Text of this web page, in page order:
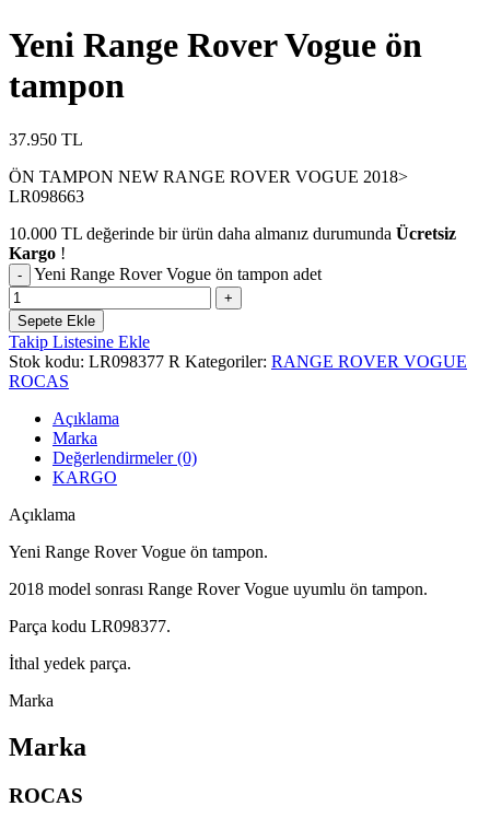
Yeni Range Rover Vogue ön
tampon
37.950 TL
ÖN TAMPON NEW RANGE ROVER VOGUE 2018>
LR098663
10.000 TL değerinde bir ürün daha almanız durumunda Ücretsiz
Kargo !
Yeni Range Rover Vogue ön tampon adet
Sepete Ekle
Takip Listesine Ekle
Stok kodu: LR098377 R Kategoriler: RANGE ROVER VOGUE
ROCAS
Açıklama
Marka
Değerlendirmeler (0)
KARGO
Açıklama
Yeni Range Rover Vogue ön tampon.
2018 model sonrası Range Rover Vogue uyumlu ön tampon.
Parça kodu LR098377.
İthal yedek parça.
Marka
Marka
ROCAS